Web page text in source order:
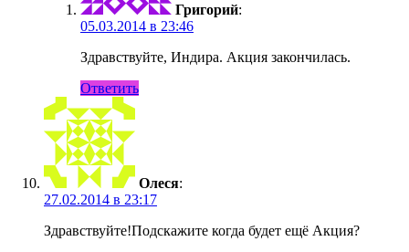
Григорий:
05.03.2014 в 23:46
Здравствуйте, Индира. Акция закончилась.
Ответить
Олеся:
27.02.2014 в 23:17
Здравствуйте!Подскажите когда будет ещё Акция?